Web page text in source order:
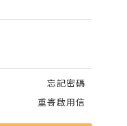
忘記密碼
重寄啟用信